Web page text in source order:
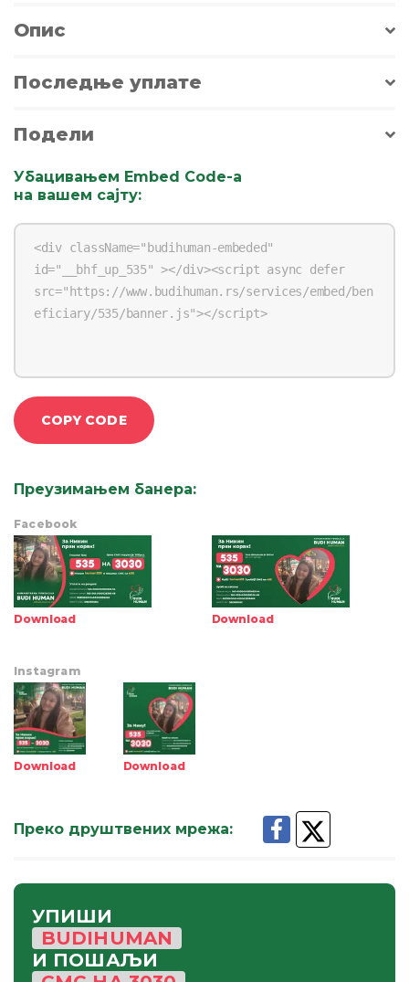
Опис
Последње уплате
Подели
Убацивањем Embed Code-a
на вашем сајту:
COPY CODE
Преузимањем банера:
Facebook
Download Download
Instagram
Download Download
Преко друштвених мрежа:
УПИШИ
BUDIHUMAN
И ПОШАЉИ